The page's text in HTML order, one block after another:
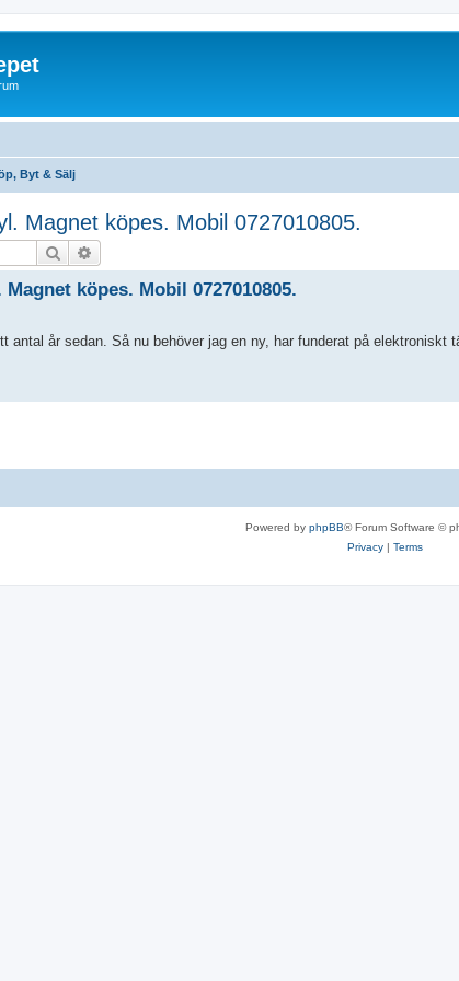
Byt & Sälj
Magnet köpes. Mobil 0727010805.
Search
köpes. Mobil 0727010805.
antal år sedan. Så nu behöver jag en ny, har funderat på elektroniskt
Powered by phpBB® Forum Software ©
Privacy| Terms